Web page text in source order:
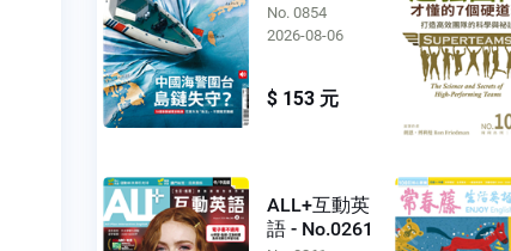
No. 0854
2026-08-06
$ 153 元
ALL+互動英
語 - No.0261